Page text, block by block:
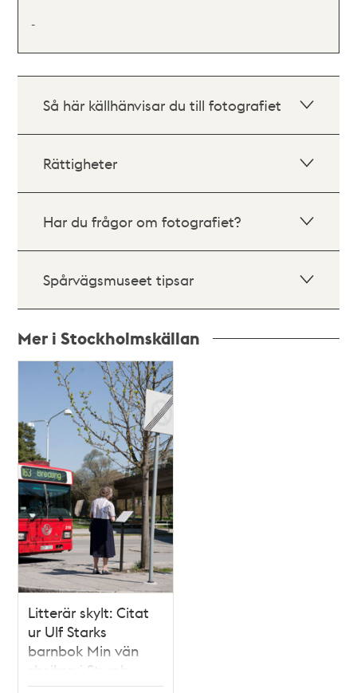
-
Så här källhänvisar du till fotografiet
Rättigheter
Har du frågor om fotografiet?
Spårvägsmuseet tipsar
Mer i Stockholmskällan
Relaterade
teman
Litterär skylt: Citat
ur Ulf Starks
barnbok Min vän
shejken i Stureby